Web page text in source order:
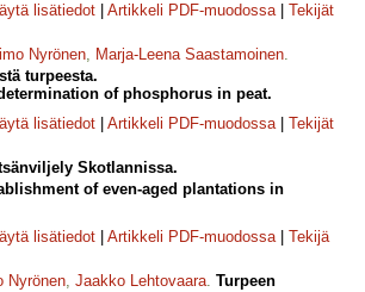
lisätiedot Artikkeli PDF-muodossa| Tekijät
Nyrönen, Marja-Leena Saastamoinen.
turpeesta.
of phosphorus in peat.
lisätiedot Artikkeli PDF-muodossa| Tekijät
Skotlannissa.
of even-aged plantations in
lisätiedot Artikkeli PDF-muodossa| Tekijä
Nyrönen, Jaakko Lehtovaara. Turpeen